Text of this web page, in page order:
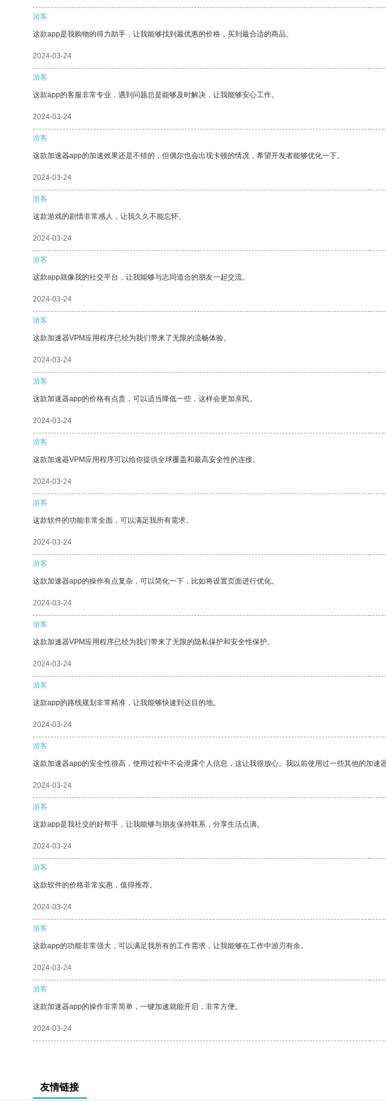
游客
这款app是我购物的得力助手，让我能够找到最优惠的价格，买到最合适的商品。
2024-03-24
游客
这款app的客服非常专业，遇到问题总是能够及时解决，让我能够安心工作。
2024-03-24
游客
这款加速器app的加速效果还是不错的，但偶尔也会出现卡顿的情况，希望开发者能够优化一下。
2024-03-24
游客
这款游戏的剧情非常感人，让我久久不能忘怀。
2024-03-24
游客
这款app就像我的社交平台，让我能够与志同道合的朋友一起交流。
2024-03-24
游客
这款加速器VPM应用程序已经为我们带来了无限的流畅体验。
2024-03-24
游客
这款加速器app的价格有点贵，可以适当降低一些，这样会更加亲民。
2024-03-24
游客
这款加速器VPM应用程序可以给你提供全球覆盖和最高安全性的连接。
2024-03-24
游客
这款软件的功能非常全面，可以满足我所有需求。
2024-03-24
游客
这款加速器app的操作有点复杂，可以简化一下，比如将设置页面进行优化。
2024-03-24
游客
这款加速器VPM应用程序已经为我们带来了无限的隐私保护和安全性保护。
2024-03-24
游客
这款app的路线规划非常精准，让我能够快速到达目的地。
2024-03-24
游客
这款加速器app的安全性很高，使用过程中不会泄露个人信息，这让我很放心。我以前使用过一些其他的加速
2024-03-24
游客
这款app是我社交的好帮手，让我能够与朋友保持联系，分享生活点滴。
2024-03-24
游客
这款软件的价格非常实惠，值得推荐。
2024-03-24
游客
这款app的功能非常强大，可以满足我所有的工作需求，让我能够在工作中游刃有余。
2024-03-24
游客
这款加速器app的操作非常简单，一键加速就能开启，非常方便。
2024-03-24
友情链接